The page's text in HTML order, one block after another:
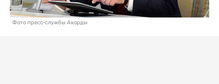
Фото пресс-службы Акорды